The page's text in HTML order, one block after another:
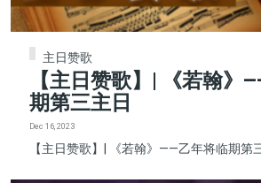
主日赞歌
【主日赞歌】| 《若翰》
期第三主日
Dec 16, 2023
【主日赞歌】| 《若翰》——乙年将临期第